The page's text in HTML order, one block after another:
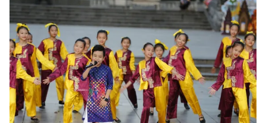
VTV Sức khoẻ Bất động sản
Thị trường 24h Tấm lòng Việt
VTV4 Vươn mình bằng AI